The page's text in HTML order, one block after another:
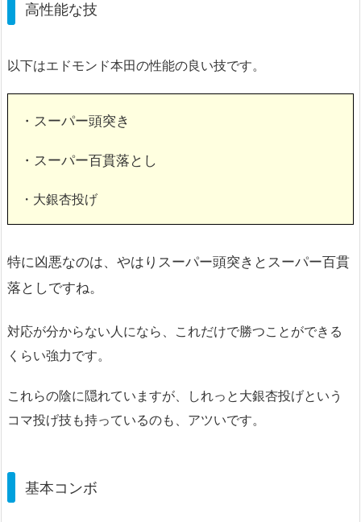
高性能な技
以下はエドモンド本田の性能の良い技です。
・スーパー頭突き
・スーパー百貫落とし
・大銀杏投げ
特に凶悪なのは、やはりスーパー頭突きとスーパー百貫
落としですね。
対応が分からない人になら、これだけで勝つことができる
くらい強力です。
これらの陰に隠れていますが、しれっと大銀杏投げという
コマ投げ技も持っているのも、アツいです。
基本コンボ